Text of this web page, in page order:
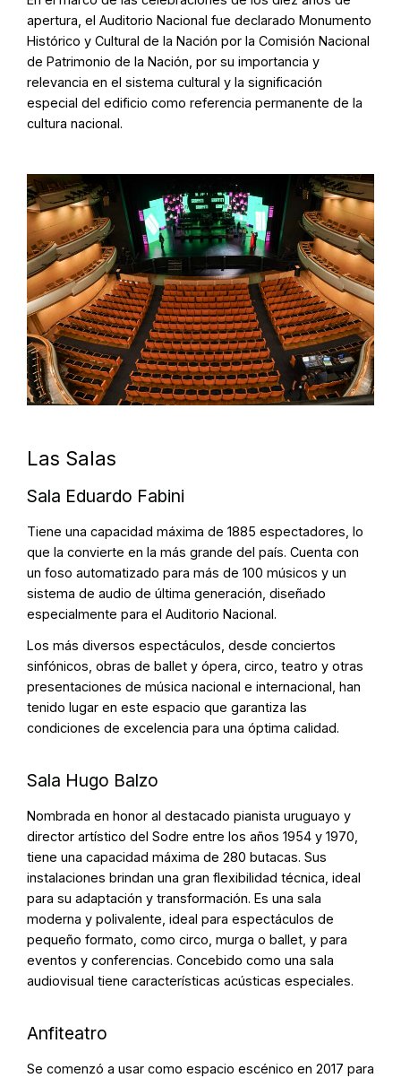
apertura, el Auditorio Nacional fue declarado Monumento
Histórico y Cultural de la Nación por la Comisión Nacional
de Patrimonio de la Nación, por su importancia y
relevancia en el sistema cultural y la significación
especial del edificio como referencia permanente de la
cultura nacional.
Las Salas
Sala Eduardo Fabini
Tiene una capacidad máxima de 1885 espectadores, lo
que la convierte en la más grande del país. Cuenta con
un foso automatizado para más de 100 músicos y un
sistema de audio de última generación, diseñado
especialmente para el Auditorio Nacional.
Los más diversos espectáculos, desde conciertos
sinfónicos, obras de ballet y ópera, circo, teatro y otras
presentaciones de música nacional e internacional, han
tenido lugar en este espacio que garantiza las
condiciones de excelencia para una óptima calidad.
Sala Hugo Balzo
Nombrada en honor al destacado pianista uruguayo y
director artístico del Sodre entre los años 1954 y 1970,
tiene una capacidad máxima de 280 butacas. Sus
instalaciones brindan una gran flexibilidad técnica, ideal
para su adaptación y transformación. Es una sala
moderna y polivalente, ideal para espectáculos de
pequeño formato, como circo, murga o ballet, y para
eventos y conferencias. Concebido como una sala
audiovisual tiene características acústicas especiales.
Anfiteatro
Se comenzó a usar como espacio escénico en 2017 para